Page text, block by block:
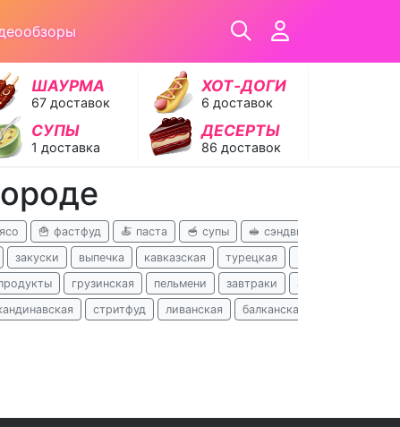
ШАУРМА
67 доставок
ХОТ‑ДОГИ
6 доставок
СУПЫ
1 доставка
ДЕСЕРТЫ
86 доставок
🍟 фастфуд 🍝 паста 🥣 супы 🥪 сэндвичи
закуски выпечка кавказская турецкая
грузинская пельмени завтраки
азербайджанская
стритфуд ливанская балканская